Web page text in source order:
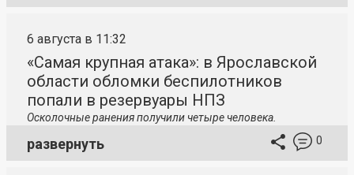
6 августа в 11:32
«Самая крупная атака»: в Ярославской
области обломки беспилотников
попали в резервуары НПЗ
Осколочные ранения получили четыре человека.
развернуть 0